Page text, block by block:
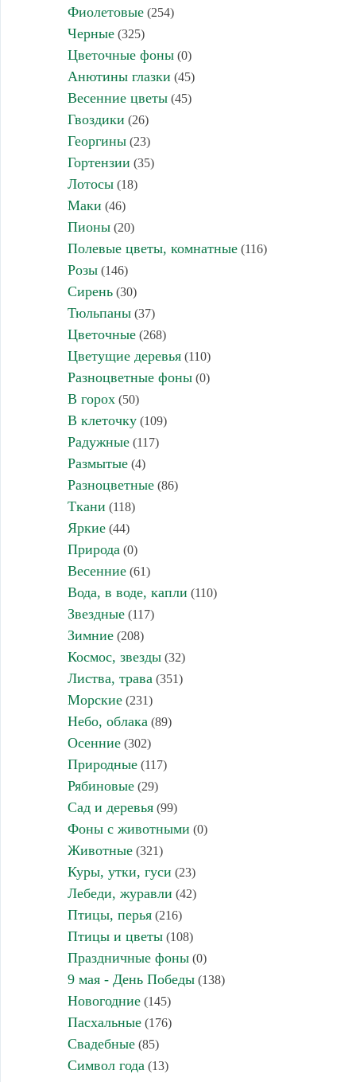
Фиолетовые(254)
Черные(325)
Цветочные фоны(0)
Анютины глазки (45)
Весенние цветы(45)
Гвоздики (26)
Георгины(23)
Гортензии (35)
Лотосы(18)
Маки (46)
Пионы(20)
Полевые цветы, комнатные(116)
Розы(146)
Сирень(30)
Тюльпаны(37)
Цветочные(268)
Цветущие деревья(110)
Разноцветные фоны(0)
В горох(50)
В клеточку(109)
Радужные(117)
Размытые(4)
Разноцветные(86)
Ткани (118)
Яркие(44)
Природа (0)
Весенние(61)
Вода, в воде, капли (110)
Звездные(117)
Зимние(208)
Космос, звезды(32)
Листва, трава (351)
Морские(231)
Небо, облака (89)
Осенние(302)
Природные(117)
Рябиновые(29)
Сад и деревья(99)
Фоны с животными (0)
Животные(321)
Куры, утки, гуси (23)
Лебеди, журавли (42)
Птицы, перья(216)
Птицы и цветы(108)
Праздничные фоны(0)
9 мая - День Победы(138)
Новогодние(145)
Пасхальные(176)
Свадебные(85)
Символ года (13)